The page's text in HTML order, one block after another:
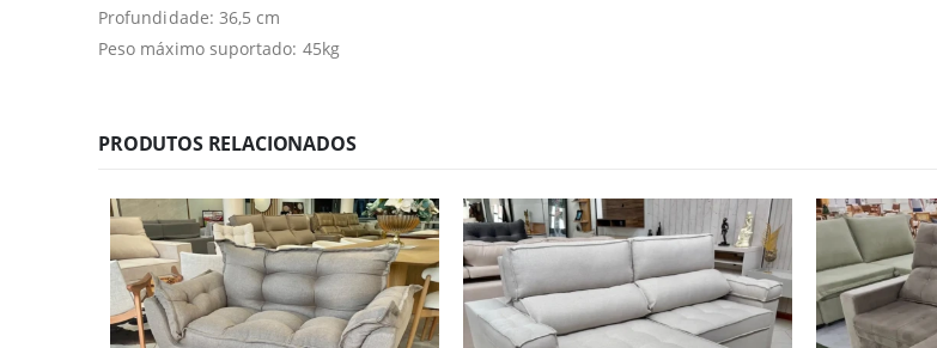
Profundidade: 36,5 cm
Peso máximo suportado: 45kg
PRODUTOS RELACIONADOS